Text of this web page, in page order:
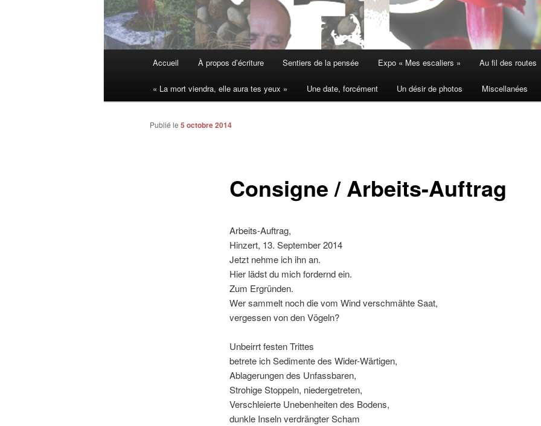
Aller
au
contenu
Accueil À propos d’écriture Sentiers de la pensée Expo « Mes escaliers » Au fil des routes
« La mort viendra, elle aura tes yeux » Une date, forcément Un désir de photos Miscellanées
Consigne / Arbeits-Auftrag
Publié le 5 octobre 2014
Arbeits-Auftrag,
Hinzert, 13. September 2014
Jetzt nehme ich ihn an.
Hier lädst du mich fordernd ein.
Zum Ergründen.
Wer sammelt noch die vom Wind verschmähte Saat,
vergessen von den Vögeln?
Unbeirrt festen Trittes
betrete ich Sedimente des Wider-Wärtigen,
Ablagerungen des Unfassbaren,
Strohige Stoppeln, niedergetreten,
Verschleierte Unebenheiten des Bodens,
dunkle Inseln verdrängter Scham